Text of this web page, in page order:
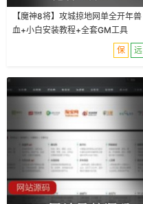
【魔神8将】攻城掠地网单全开年兽
血+小白安装教程+全套GM工具
保
远